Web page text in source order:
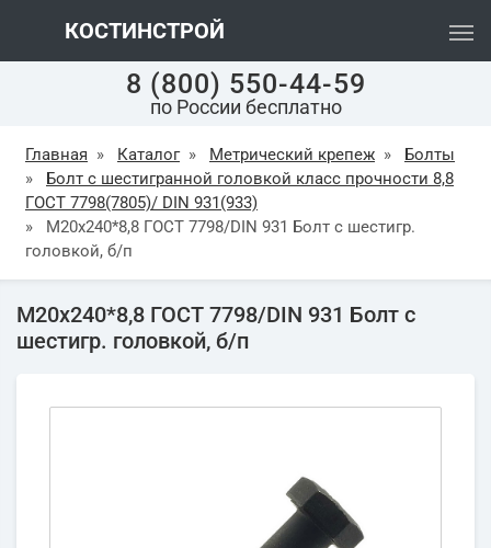
КОСТИНСТРОЙ
8 (800) 550-44-59
по России бесплатно
Главная » Каталог » Метрический крепеж »
Болты
»
Болт с шестигранной головкой класс прочности 8,8
ГОСТ 7798(7805)/ DIN 931(933)
»
М20х240*8,8 ГОСТ 7798/DIN 931 Болт с шестигр.
головкой, б/п
М20х240*8,8 ГОСТ 7798/DIN 931 Болт с
шестигр. головкой, б/п